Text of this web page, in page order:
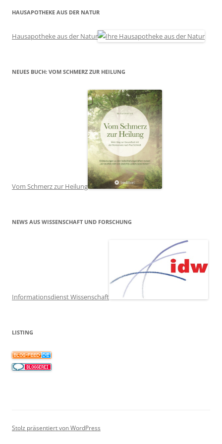
HAUSAPOTHEKE AUS DER NATUR
Hausapotheke aus der Natur
NEUES BUCH: VOM SCHMERZ ZUR HEILUNG
Vom Schmerz zur Heilung
NEWS AUS WISSENSCHAFT UND FORSCHUNG
Informationsdienst Wissenschaft
LISTING
Stolz präsentiert von WordPress